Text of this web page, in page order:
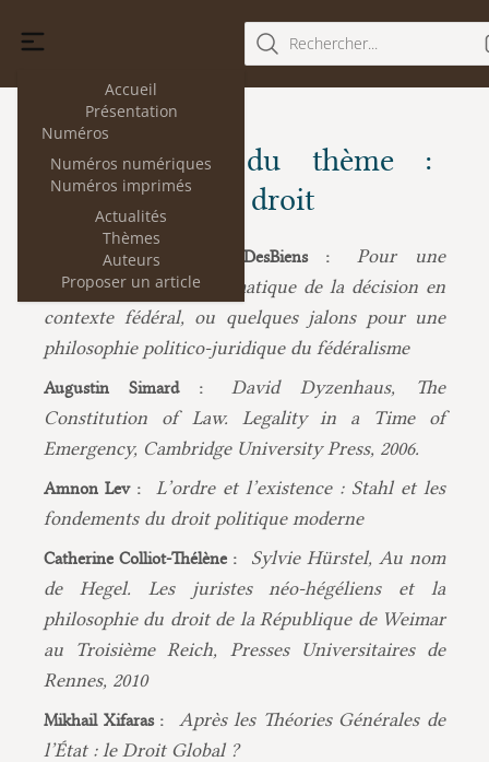
Accueil
Présentation
Numéros
Numéros numériques
Numéros imprimés
Actualités
Thèmes
Auteurs
Proposer un article
Rechercher...
Les articles du thème :
Philosophie du droit
Jean-François Gaudreault-DesBiens :
Pour une
théorie déontique-axiomatique de la décision en
contexte fédéral, ou quelques jalons pour une
philosophie politico-juridique du fédéralisme
Augustin Simard :
David Dyzenhaus, The
Constitution of Law. Legality in a Time of
Emergency, Cambridge University Press, 2006.
Amnon Lev :
L’ordre et l’existence : Stahl et les
fondements du droit politique moderne
Catherine Colliot-Thélène :
Sylvie Hürstel, Au nom
de Hegel. Les juristes néo-hégéliens et la
philosophie du droit de la République de Weimar
au Troisième Reich, Presses Universitaires de
Rennes, 2010
Mikhail Xifaras :
Après les Théories Générales de
l’État : le Droit Global ?